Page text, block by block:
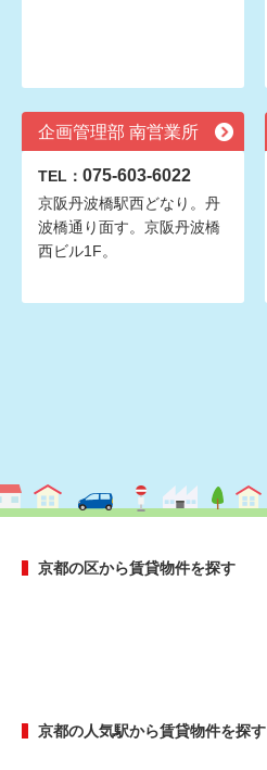
企画管理部 南営業所
TEL： 075-603-6022
京阪丹波橋駅西どなり。丹
波橋通り面す。京阪丹波橋
西ビル1F。
京都の区から賃貸物件を探す
京都の人気駅から賃貸物件を探す